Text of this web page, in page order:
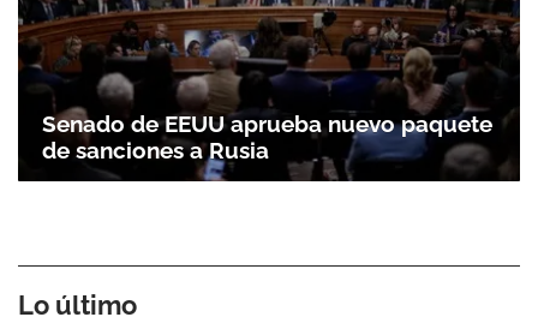
Senado de EEUU aprueba nuevo paquete
de sanciones a Rusia
Lo último